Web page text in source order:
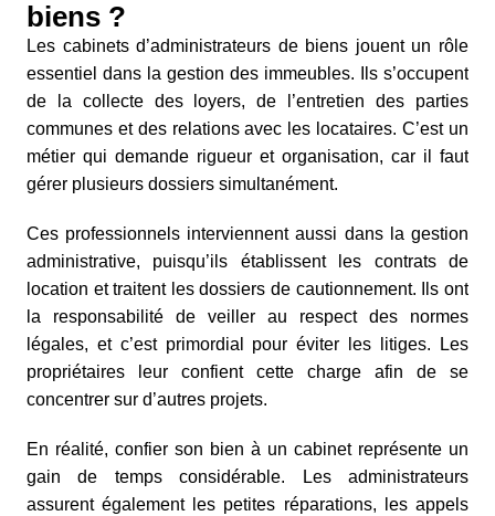
biens ?
Les cabinets d’administrateurs de biens jouent un rôle
essentiel dans la gestion des immeubles. Ils s’occupent
de la collecte des loyers, de l’entretien des parties
communes et des relations avec les locataires. C’est un
métier qui demande rigueur et organisation, car il faut
gérer plusieurs dossiers simultanément.
Ces professionnels interviennent aussi dans la gestion
administrative, puisqu’ils établissent les contrats de
location et traitent les dossiers de cautionnement. Ils ont
la responsabilité de veiller au respect des normes
légales, et c’est primordial pour éviter les litiges. Les
propriétaires leur confient cette charge afin de se
concentrer sur d’autres projets.
En réalité, confier son bien à un cabinet représente un
gain de temps considérable. Les administrateurs
assurent également les petites réparations, les appels